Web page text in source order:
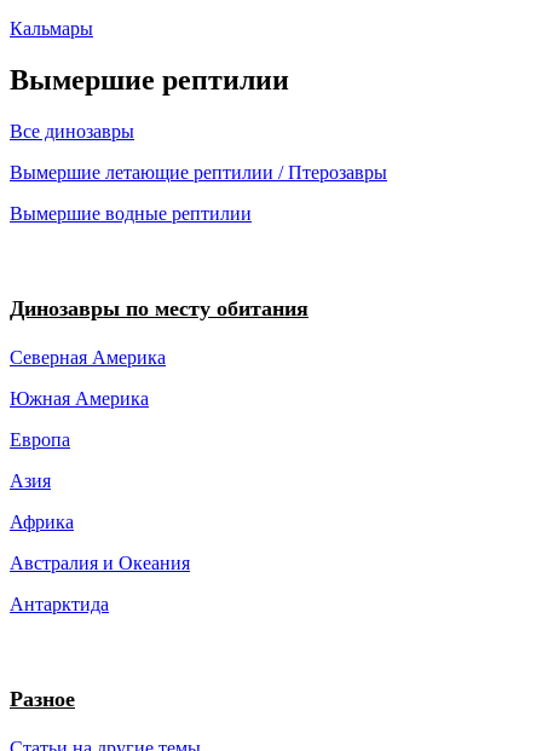
Кальмары
Вымершие рептилии
Все динозавры
Вымершие летающие рептилии / Птерозавры
Вымершие водные рептилии
Динозавры по месту обитания
Северная Америка
Южная Америка
Европа
Азия
Африка
Австралия и Океания
Антарктида
Разное